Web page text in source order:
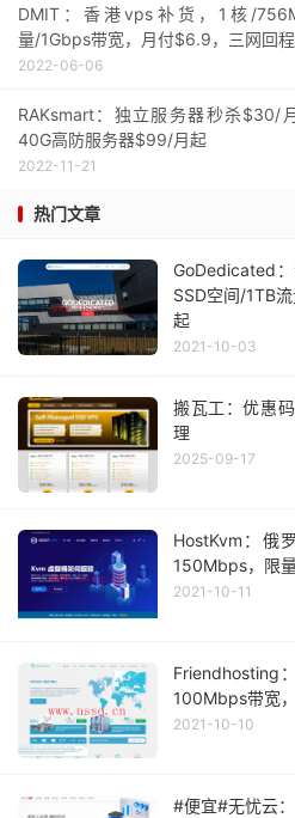
DMIT：香港vps补货，1核/
量/1Gbps带宽，月付$6.9，三网回
2022-06-06
RAKsmart：独立服务器秒杀$30/
40G高防服务器$99/月起
2022-11-21
热门文章
GoDedicated
SSD空间/1TB
起
2021-10-03
搬瓦工：优惠
理
2025-09-17
HostKvm：俄
150Mbps，限
2021-10-11
Friendhosting
100Mbps带宽
2021-10-10
#便宜#无忧云